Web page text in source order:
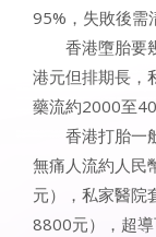
95%，失敗後需
香港墮胎要
港元但排期長，
藥流約2000至
香港打胎一
無痛人流約人
元），私家醫
8800元），超